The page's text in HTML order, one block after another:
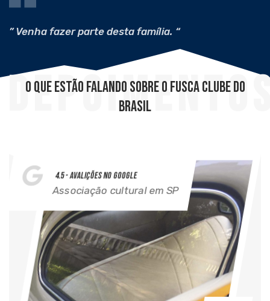
” Venha fazer parte desta família. “
O que estão falando sobre o Fusca Clube do
Brasil
4.5 - Avalições no Google
Associação cultural em SP